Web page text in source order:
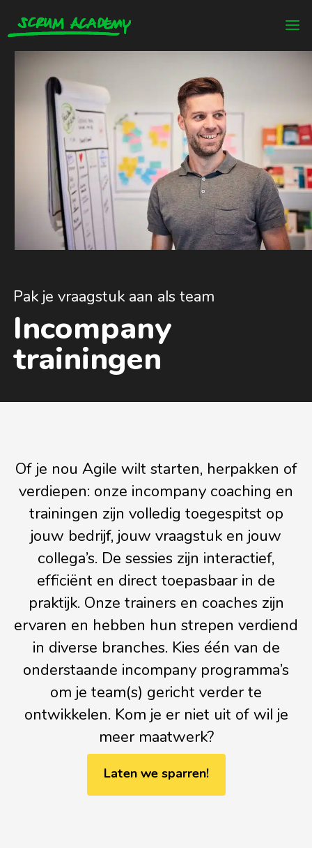
Pak je vraagstuk aan als team
Incompany
trainingen
Of je nou Agile wilt starten, herpakken of
verdiepen: onze incompany coaching en
trainingen zijn volledig toegespitst op
jouw bedrijf, jouw vraagstuk en jouw
collega’s. De sessies zijn interactief,
efficiënt en direct toepasbaar in de
praktijk. Onze trainers en coaches zijn
ervaren en hebben hun strepen verdiend
in diverse branches. Kies één van de
onderstaande incompany programma’s
om je team(s) gericht verder te
ontwikkelen. Kom je er niet uit of wil je
meer maatwerk?
Laten we sparren!